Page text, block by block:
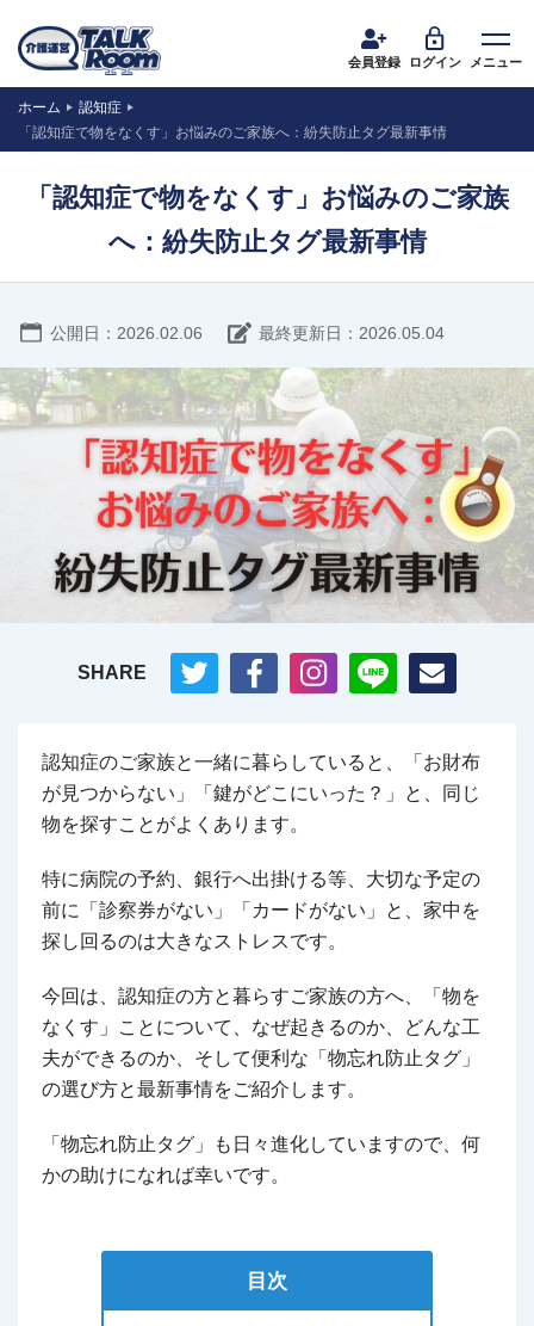
会員登録 ログイン メニュー
ホーム
認知症
「認知症で物をなくす」お悩みのご家族へ：紛失防止タグ最新事情
「認知症で物をなくす」お悩みのご家族
へ：紛失防止タグ最新事情
公開日：2026.02.06 最終更新日：2026.05.04
SHARE
認知症のご家族と一緒に暮らしていると、「お財布
が見つからない」「鍵がどこにいった？」と、同じ
物を探すことがよくあります。
特に病院の予約、銀行へ出掛ける等、大切な予定の
前に「診察券がない」「カードがない」と、家中を
探し回るのは大きなストレスです。
今回は、認知症の方と暮らすご家族の方へ、「物を
なくす」ことについて、なぜ起きるのか、どんな工
夫ができるのか、そして便利な「物忘れ防止タグ」
の選び方と最新事情をご紹介します。
「物忘れ防止タグ」も日々進化していますので、何
かの助けになれば幸いです。
目次